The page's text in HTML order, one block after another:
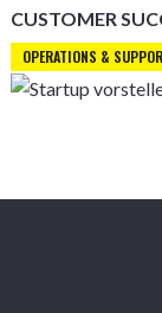
CUSTOMER
OPERATIONS &